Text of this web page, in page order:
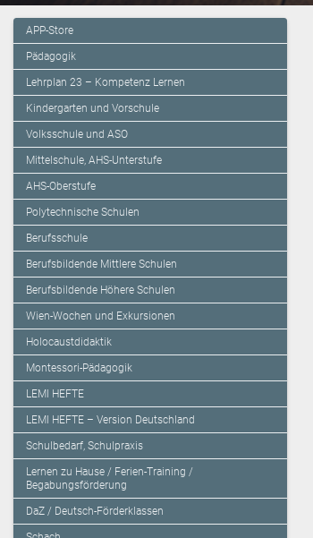
APP-Store
Pädagogik
Lehrplan 23 – Kompetenz Lernen
Kindergarten und Vorschule
Volksschule und ASO
Mittelschule, AHS-Unterstufe
AHS-Oberstufe
Polytechnische Schulen
Berufsschule
Berufsbildende Mittlere Schulen
Berufsbildende Höhere Schulen
Wien-Wochen und Exkursionen
Holocaustdidaktik
Montessori-Pädagogik
LEMI HEFTE
LEMI HEFTE – Version Deutschland
Schulbedarf, Schulpraxis
Lernen zu Hause / Ferien-Training /
Begabungsförderung
DaZ / Deutsch-Förderklassen